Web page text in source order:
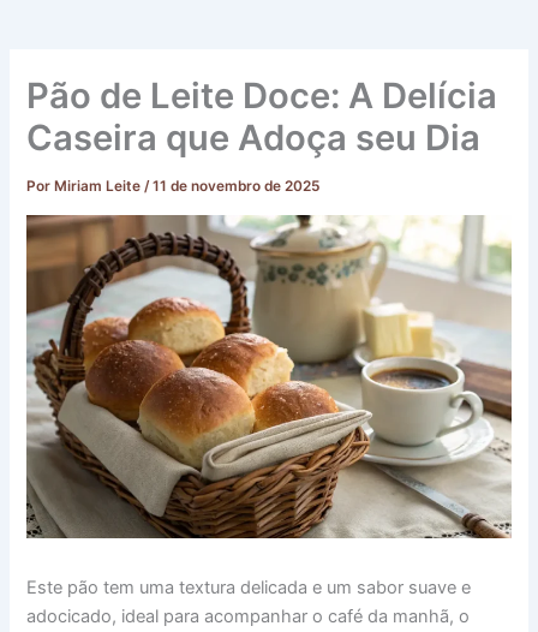
Pão de Leite Doce: A Delícia
Caseira que Adoça seu Dia
Por Miriam Leite/11 de novembro de 2025
Este pão tem uma textura delicada e um sabor suave e
adocicado, ideal para acompanhar o café da manhã, o